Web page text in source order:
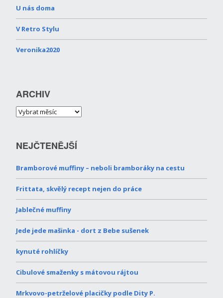
U nás doma
V Retro Stylu
Veronika2020
ARCHIV
NEJČTENĚJŠÍ
Bramborové muffiny – neboli bramboráky na cestu
Frittata, skvělý recept nejen do práce
Jablečné muffiny
Jede jede mašinka - dort z Bebe sušenek
kynuté rohlíčky
Cibulové smaženky s mátovou rájtou
Mrkvovo-petrželové placičky podle Dity P.